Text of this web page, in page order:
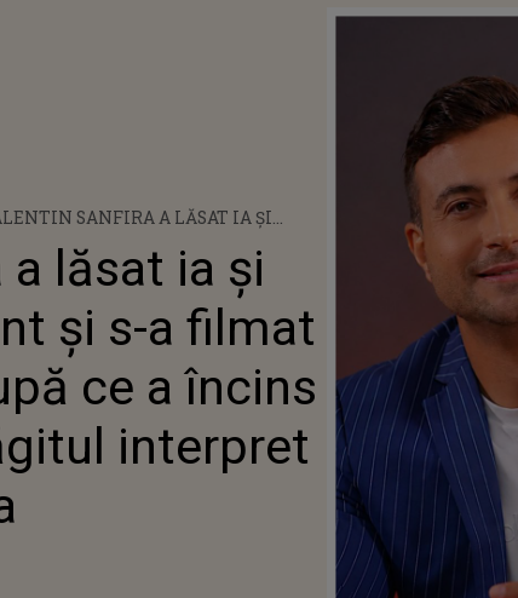
SANFIRA A LĂSAT IA ȘI
GOL! DUPĂ CE A ÎNCINS
ÎNDRĂGITUL
A ȘTERS POSTAREA
lăsat ia și
și s-a filmat
ce a încins
interpret